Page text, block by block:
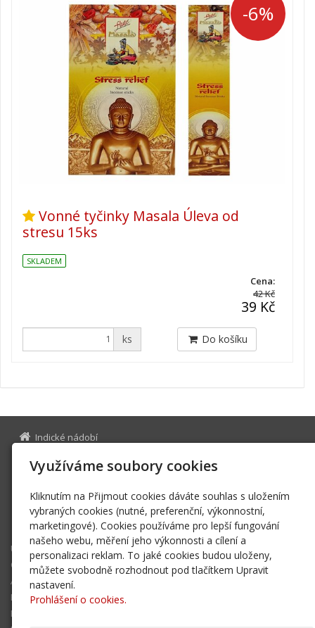
-6%
Vonné tyčinky Masala Úleva od
stresu 15ks
SKLADEM
Cena:
42 Kč
39 Kč
ks Do košíku
Indické nádobí
150 00 Praha 5
indickenadobi@gmail.com
+420 776 227 854
Úvodní stránka
O nás
Aktuality
E-shop
Kontakt
Využíváme soubory cookies
Kliknutím na Přijmout cookies dáváte souhlas s uložením
vybraných cookies (nutné, preferenční, výkonnostní,
marketingové). Cookies používáme pro lepší fungování
našeho webu, měření jeho výkonnosti a cílení a
personalizaci reklam. To jaké cookies budou uloženy,
můžete svobodně rozhodnout pod tlačítkem Upravit
nastavení.
Prohlášení o cookies.